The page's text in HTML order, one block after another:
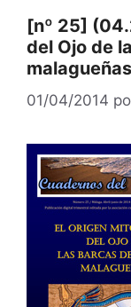
[nº 25]
del Ojo de
malagueñas
01/04/2014